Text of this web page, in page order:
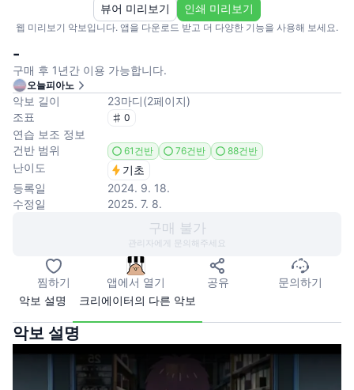
웹 미리보기 악보입니다. 앱을 다운로드 받고 더 다양한 기능을 사용해 보세요.
뷰어 미리보기 인쇄 미리보기
-
구매 후 1년간 이용 가능합니다.
오늘피아노
악보 길이 23마디(2페이지)
조표
0
연습 보조 정보
건반 범위
61건반 76건반 88건반
난이도
기초
등록일
2024. 9. 18.
수정일
2025. 7. 8.
구매 불가
관리자에게 문의해주세요
찜하기 앱에서 열기 공유
문의하기
악보 설명
크리에이터의 다른 악보
악보 설명